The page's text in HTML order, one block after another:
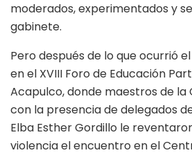
moderados, experimentados y
gabinete.
Pero después de lo que ocurrió
en el XVIII Foro de Educación
Acapulco, donde maestros de la
con la presencia de delegados
Elba Esther Gordillo le
violencia el encuentro en el